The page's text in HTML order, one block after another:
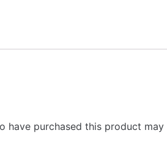
have purchased this product may